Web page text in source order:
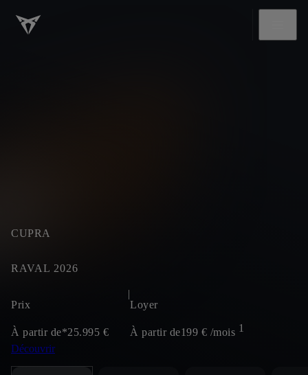
CUPRA
RAVAL 2026
Prix
À partir de*25.995 €
|
Loyer
À partir de199 € /mois 1
Découvrir